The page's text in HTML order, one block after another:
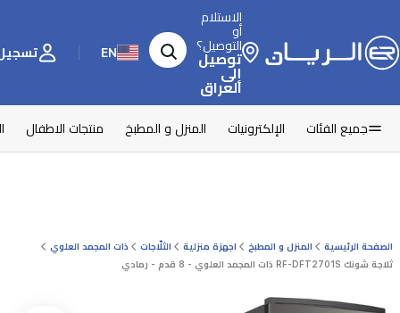
الاستلام
أو
التوصيل؟
توصيل
إلى
العراق
EN تسجيل
جميع الفئات الإلكترونيات المنزل و المطبخ منتجات الاطفال
الصفحة الرئيسية المنزل و المطبخ اجهزة منزلية الثلّاجات
ذات المجمد العلوي
ثلاجة شونك RF-DFT2701S ذات المجمد العلوي - 8 قدم - رمادي